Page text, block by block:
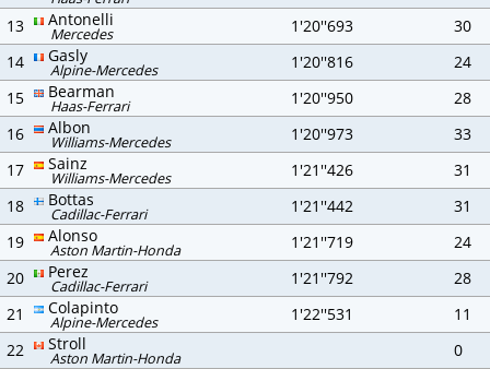
13
Antonelli
Mercedes 1'20''693
30
14
Gasly
Alpine-Mercedes 1'20''816
24
15
Bearman
Haas-Ferrari 1'20''950
28
16
Albon
Williams-Mercedes 1'20''973
33
17
Sainz
Williams-Mercedes 1'21''426
31
18
Bottas
Cadillac-Ferrari 1'21''442
31
19
Alonso
Aston Martin-Honda 1'21''719
24
20
Perez
Cadillac-Ferrari 1'21''792
28
21
Colapinto
Alpine-Mercedes 1'22''531
11
22
Stroll
Aston Martin-Honda 0